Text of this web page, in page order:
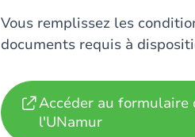
Vous remplissez les
documents requis à
Accéder au
l'UNamur